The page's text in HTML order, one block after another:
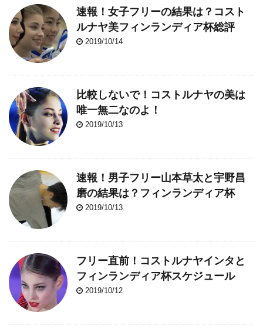
速報！女子フリーの結果は？コスト
ルナヤ美フィンランディア杯総評
2019/10/14
比較しないで！コストルナヤの美は
唯一無二なのよ！
2019/10/13
速報！男子フリー山本草太と宇野昌
磨の結果は？フィンランディア杯
2019/10/13
フリー直前！コストルナヤインタと
フィンランディア杯スケジュール
2019/10/12